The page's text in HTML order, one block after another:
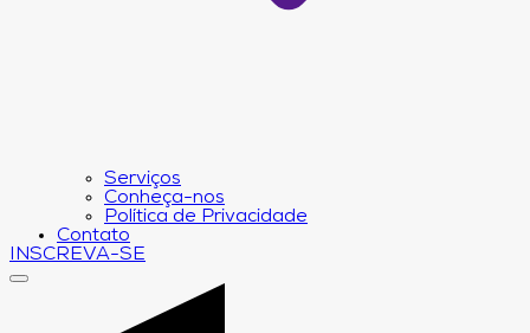
Serviços
Conheça-nos
Política de Privacidade
Contato
INSCREVA-SE